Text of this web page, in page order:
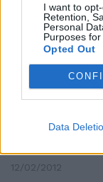
I want to
Retention,
Personal
Purposes for
Opted Out
Data
Ritardi nei
imprese
29/04/2012
Ritardi e
pendolari
12/02/2012